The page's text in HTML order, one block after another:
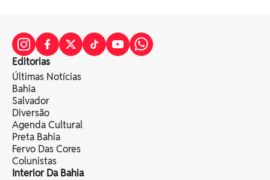
Editorias
Últimas Notícias
Bahia
Salvador
Diversão
Agenda Cultural
Preta Bahia
Fervo Das Cores
Colunistas
Interior Da Bahia